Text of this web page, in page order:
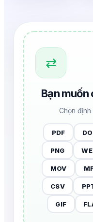
⇄
Bạn muốn
Chọn
PDF
PNG
MOV
CSV
GIF